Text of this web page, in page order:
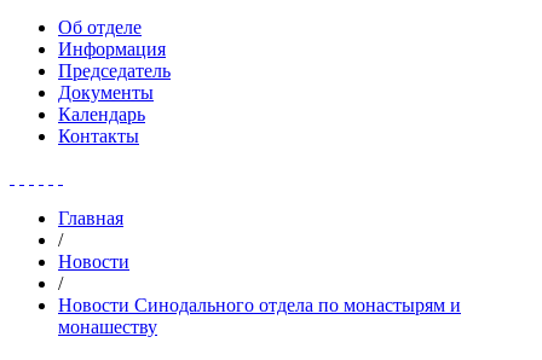
Об отделе
Информация
Председатель
Документы
Календарь
Контакты
Главная
/
Новости
/
Новости Синодального отдела по монастырям и
монашеству